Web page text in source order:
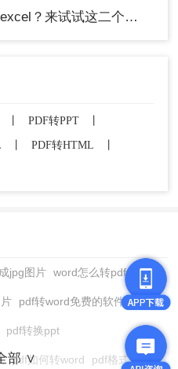
excel表格的方法介绍
。希望本文对您有所帮
？来试试这二个方法！
PDF转PPT
PDF转HTML
jpg图片 word怎么转pdf
pdf转word免费的软件
pdf转换ppt
pdf如何转word pdf格式转换
部 ∨